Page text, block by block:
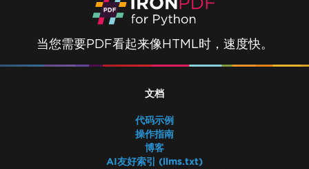
当您需要PDF看起来像HTML时，速度快。
文档
代码示例
操作指南
博客
AI友好索引 (llms.txt)